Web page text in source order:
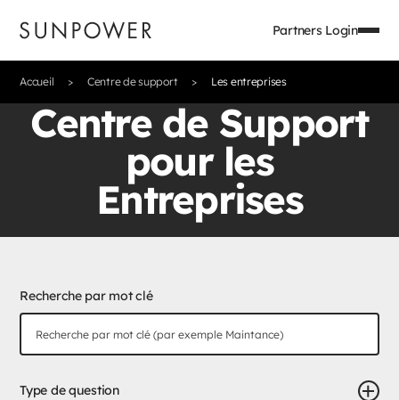
Partners Login
Accueil Centre de support Les entreprises
Centre de Support
pour les
Entreprises
Recherche par mot clé
Type de question